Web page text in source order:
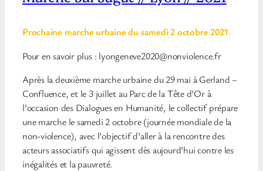
Prochaine marche urbaine du samedi 2 octobre 2021.
Pour en savoir plus : lyongeneve2020@nonviolence.fr
Après la deuxième marche urbaine du 29 mai à Gerland –
Confluence, et le 3 juillet au Parc de la Tête d’Or à
l’occasion des Dialogues en Humanité, le collectif prépare
une marche le samedi 2 octobre (journée mondiale de la
non-violence), avec l’objectif d’aller à la rencontre des
acteurs associatifs qui agissent dès aujourd’hui contre les
inégalités et la pauvreté.